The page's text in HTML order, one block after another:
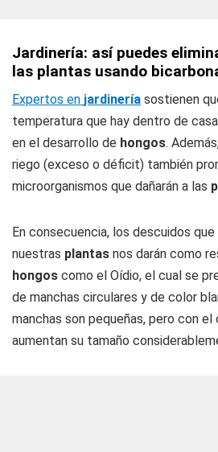
Jardinería: así puedes
las plantas usando
Expertos en jardinería sostienen
temperatura que hay dentro de
en el desarrollo de hongos.
riego (exceso o déficit) también
microorganismos que dañarán a las
En consecuencia, los descuidos
nuestras plantas nos darán como
hongos como el Oídio, el cual se
de manchas circulares y de color
manchas son pequeñas, pero con
aumentan su tamaño